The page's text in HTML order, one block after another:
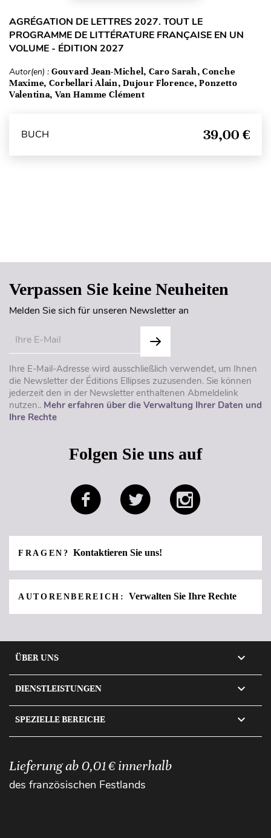
AGRÉGATION DE LETTRES 2027. TOUT LE
PROGRAMME DE LITTÉRATURE FRANÇAISE EN UN
VOLUME - ÉDITION 2027
Autor(en) : Gouvard Jean-Michel, Caro Sarah, Conche
Maxime, Corbellari Alain, Dujour Florence, Ponzetto
Valentina, Van Hamme Clément
BUCH 39,00 €
Verpassen Sie keine Neuheiten
Melden Sie sich für unseren Newsletter an
Ihre E-Mail-Adresse wird ausschließlich verwendet, um Ihnen
die Newsletter der Éditions Ellipses zuzusenden. Sie können
jederzeit den in der Newsletter enthaltenen Abmeldelink
nutzen.. Mehr erfahren über die Verwaltung Ihrer Daten und
Ihre Rechte
Folgen Sie uns auf
FRAGEN? Kontaktieren Sie uns!
AUTORENBEREICH: Verwalten Sie Ihre Rechte
ÜBER UNS 
DIENSTLEISTUNGEN 
SPEZIELLE BEREICHE 
Lieferung ab 0,01 € innerhalb
des französischen Festlands